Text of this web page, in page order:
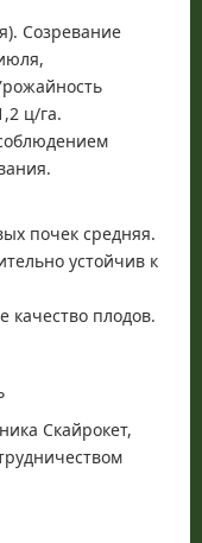
Созревание
ц/га.
почек средняя.
устойчив к
качество плодов.
Скайрокет,